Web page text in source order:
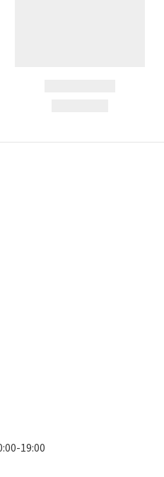
19:00